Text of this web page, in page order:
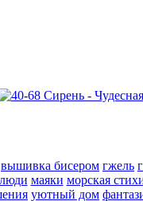
вышивка бисером гжель
люди маяки морская
уютный дом